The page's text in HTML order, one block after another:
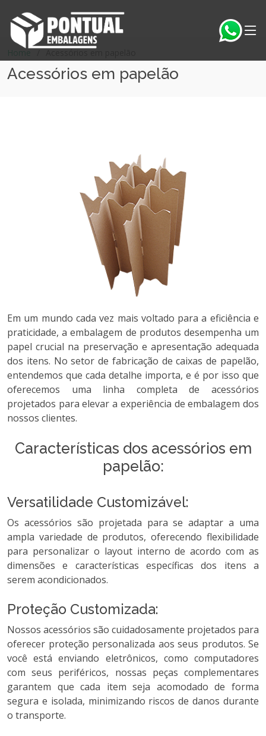
Home Acessórios em papelão
Acessórios em papelão
Em um mundo cada vez mais voltado para a eficiência e
praticidade, a embalagem de produtos desempenha um
papel crucial na preservação e apresentação adequada
dos itens. No setor de fabricação de caixas de papelão,
entendemos que cada detalhe importa, e é por isso que
oferecemos uma linha completa de acessórios
projetados para elevar a experiência de embalagem dos
nossos clientes.
Características dos acessórios em
papelão:
Versatilidade Customizável:
Os acessórios são projetada para se adaptar a uma
ampla variedade de produtos, oferecendo flexibilidade
para personalizar o layout interno de acordo com as
dimensões e características específicas dos itens a
serem acondicionados.
Proteção Customizada:
Nossos acessórios são cuidadosamente projetados para
oferecer proteção personalizada aos seus produtos. Se
você está enviando eletrônicos, como computadores
com seus periféricos, nossas peças complementares
garantem que cada item seja acomodado de forma
segura e isolada, minimizando riscos de danos durante
o transporte.